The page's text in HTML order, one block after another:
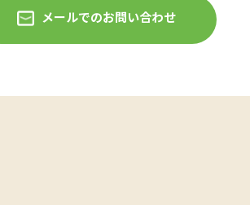
メールでのお問い合わせ